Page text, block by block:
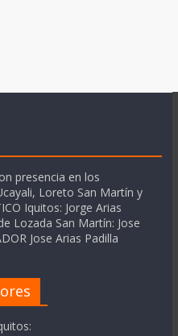
presencia en los
Loreto San Martín y
Iquitos: Jorge Arias
Lozada San Martín: Jose
Jose Arias Padilla